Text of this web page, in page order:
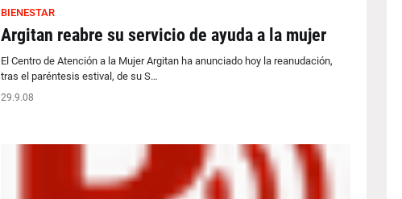
BIENESTAR
Argitan reabre su servicio de ayuda a la mujer
El Centro de Atención a la Mujer Argitan ha anunciado hoy la reanudación,
tras el paréntesis estival, de su S…
29.9.08